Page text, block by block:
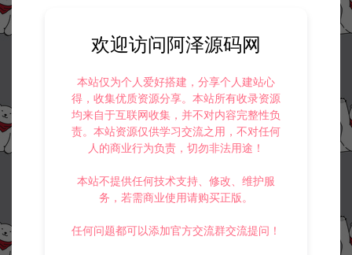
欢迎访问阿泽源码网
本站仅为个人爱好搭建，分享个人建站心
得，收集优质资源分享。本站所有收录资源
均来自于互联网收集，并不对内容完整性负
责。本站资源仅供学习交流之用，不对任何
人的商业行为负责，切勿非法用途！
本站不提供任何技术支持、修改、维护服
务，若需商业使用请购买正版。
任何问题都可以添加官方交流群交流提问！